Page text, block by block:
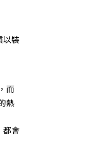
以裝
而
熱
都會